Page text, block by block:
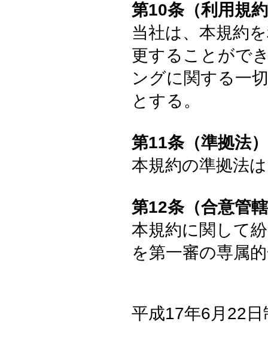
第10条（利用規
当社は、本規約
更することがで
ングに関する一
とする。
第11条（準拠法）
本規約の準拠法
第12条（合意管
本規約に関して
を第一審の専属
平成17年6月22日